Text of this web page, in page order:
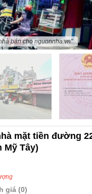
bán cho nguonnha.vn"
mặt tiền đường
Mỹ Tây)
giá (0)